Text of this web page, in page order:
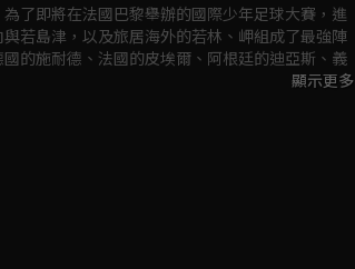
了即將在法國巴黎舉辦的國際少年足球大賽，進
若島津，以及旅居海外的若林、岬組成了最強陣
的施耐德、法國的皮埃爾、阿根廷的迪亞斯、義
顯示更多